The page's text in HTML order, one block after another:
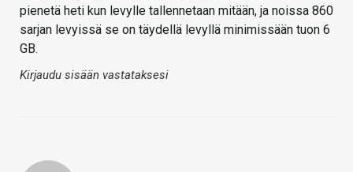
pienetä heti kun levylle tallennetaan mitään, ja noissa 860
sarjan levyissä se on täydellä levyllä minimissään tuon 6
GB.
Kirjaudu sisään vastataksesi